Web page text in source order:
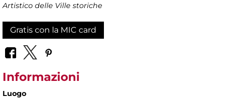
Artistico delle Ville storiche
Gratis con la MIC card
Informazioni
Luogo